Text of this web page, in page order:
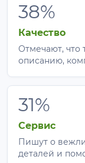
38%
Качество
Отмечают, что
описанию,
31%
Сервис
Пишут о
деталей и